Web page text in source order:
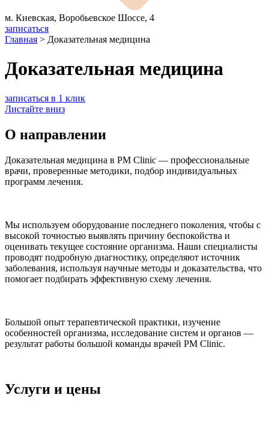
м. Киевская, Воробьевское Шоссе, 4
записаться
Главная > Доказательная медицина
Доказательная медицина
записаться в 1 клик
Листайте вниз
О направлении
Доказательная медицина в PM Clinic — профессиональные
врачи, проверенные методики, подбор индивидуальных
программ лечения.
Мы используем оборудование последнего поколения, чтобы с
высокой точностью выявлять причину беспокойства и
оценивать текущее состояние организма. Наши специалисты
проводят подробную диагностику, определяют источник
заболевания, используя научные методы и доказательства, что
помогает подбирать эффективную схему лечения.
Большой опыт терапевтической практики, изучение
особенностей организма, исследование систем и органов —
результат работы большой команды врачей PM Clinic.
Услуги и цены